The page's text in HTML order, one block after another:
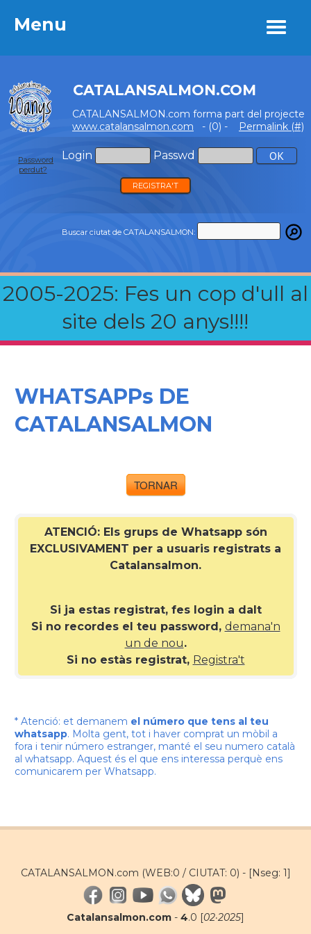
Menu
CATALANSALMON.COM
CATALANSALMON.com forma part del projecte
www.catalansalmon.com - (0) - Permalink (#)
Login Passwd
Password
perdut?
REGISTRA'T
Buscar ciutat de CATALANSALMON:
2005-2025: Fes un cop d'ull al
site dels 20 anys!!!!
Menu
WHATSAPPs DE
CATALANSALMON
TORNAR
ATENCIÓ: Els grups de Whatsapp són
EXCLUSIVAMENT per a usuaris registrats a
Catalansalmon.
Si ja estas registrat, fes login a dalt
Si no recordes el teu password, demana'n
un de nou.
Si no estàs registrat, Registra't
* Atenció: et demanem el número que tens al teu
whatsapp. Molta gent, tot i haver comprat un mòbil a
fora i tenir número estranger, manté el seu numero català
al whatsapp. Aquest és el que ens interessa perquè ens
comunicarem per Whatsapp.
CATALANSALMON.com (WEB:0 / CIUTAT: 0) - [Nseg: 1]
Catalansalmon.com - 4.0 [02·2025]